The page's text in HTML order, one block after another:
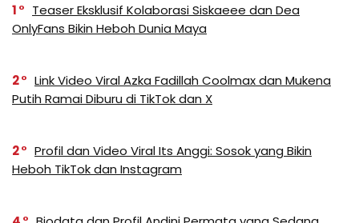
1
Teaser Eksklusif Kolaborasi Siskaeee dan Dea
OnlyFans Bikin Heboh Dunia Maya
2
Link Video Viral Azka Fadillah Coolmax dan Mukena
Putih Ramai Diburu di TikTok dan X
2
Profil dan Video Viral Its Anggi: Sosok yang Bikin
Heboh TikTok dan Instagram